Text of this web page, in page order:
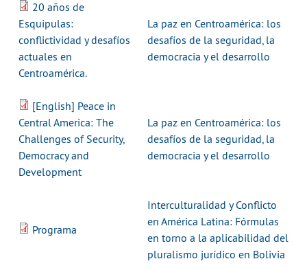
20 años de
Esquipulas:
conflictividad y desafíos
actuales en
Centroamérica.
La paz en Centroamérica: los
desafíos de la seguridad, la
democracia y el desarrollo
[English] Peace in
Central America: The
Challenges of Security,
Democracy and
Development
La paz en Centroamérica: los
desafíos de la seguridad, la
democracia y el desarrollo
Programa
Interculturalidad y Conflicto
en América Latina: Fórmulas
en torno a la aplicabilidad del
pluralismo jurídico en Bolivia